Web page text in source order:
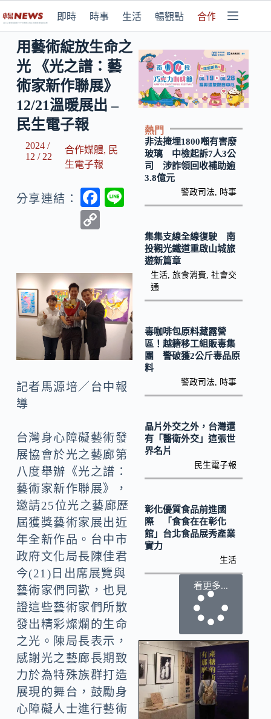
即時 時事 生活 暢觀點 合作媒體
用藝術綻放生命之
光 《光之譜：藝
術家新作聯展》
12/21溫暖展出 –
民生電子報
2024 /
12 / 22
合作媒體, 民
生電子報
分享連結：
F
o
o
k
y
Li
n
k
記者馬源培／台中報
導
台灣身心障礙藝術發
展協會於光之藝廊第
八度舉辦《光之譜：
藝術家新作聯展》，
邀請25位光之藝廊歷
屆獲獎藝術家展出近
年全新作品。台中市
政府文化局長陳佳君
今(21)日出席展覽與
藝術家們同歡，也見
證這些藝術家們所散
發出精彩燦爛的生命
之光。陳局長表示，
感謝光之藝廊長期致
力於為特殊族群打造
展現的舞台，鼓勵身
心障礙人士進行藝術
熱門
非法掩埋1800噸有害廢
玻璃 中檢起訴7人3公
司 涉詐領回收補助逾
3.8億元
警政司法 時事
集集支線全線復駛 南
投觀光鐵道重啟山城旅
遊新篇章
生活, 旅食消費 社會交
通
毒咖啡包原料藏露營
區！越籍移工組販毒集
團 警破獲2公斤毒品原
料
警政司法 時事
晶片外交之外，台灣還
有「醫衛外交」這張世
界名片
民生電子報
彰化優質食品前進國
際 「食食在在彰化
館」台北食品展秀產業
實力
生活
看更多...